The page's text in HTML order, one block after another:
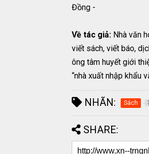
Đồng -
Về tác giả: Nhà văn
viết sách, viết báo,
ông tâm huyết giới
“nhà xuất nhập khẩu
NHÃN: Sách
SHARE: